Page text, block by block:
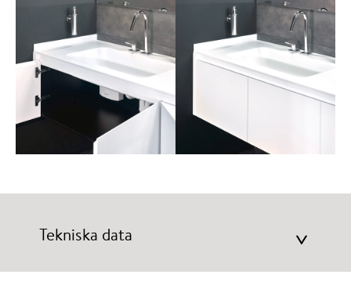
Tekniska data >